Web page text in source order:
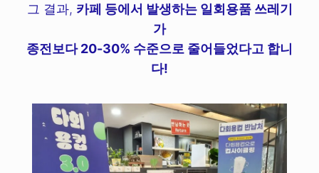
그 결과, 카페 등에서 발생하는 일회용품 쓰레기
가
종전보다 20-30% 수준으로 줄어들었다고 합니
다!